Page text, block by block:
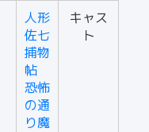
人形
佐七
捕物
帖
恐怖
の通
り魔
キャス
ト